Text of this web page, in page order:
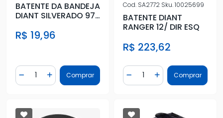
BATENTE DA BANDEJA
DIANT SILVERADO 97/
R$ 19,96
Diminuir Quantidade
Quantidade
Adicionar Quantidade
Comprar
Cod. SA2772 Sku.10025699
BATENTE DIANT
RANGER 12/ DIR ESQ
R$ 223,62
Diminuir Quantidade
Quantidade
AdicionarComprar